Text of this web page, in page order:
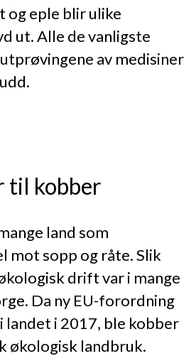
og eple blir ulike
ut. Alle de vanligste
av medisiner
til kobber
land som
mot sopp og råte. Slik
drift var i mange
Da ny EU-forordning
landet i 2017, ble kobber
økologisk landbruk.